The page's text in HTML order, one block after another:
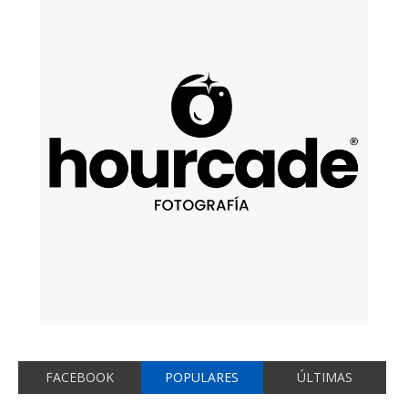
FACEBOOK POPULARES ÚLTIMAS